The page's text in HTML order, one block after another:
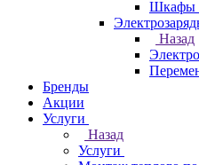
Шкафы
Назад
Бренды
Акции
Услуги
Назад
Услуги